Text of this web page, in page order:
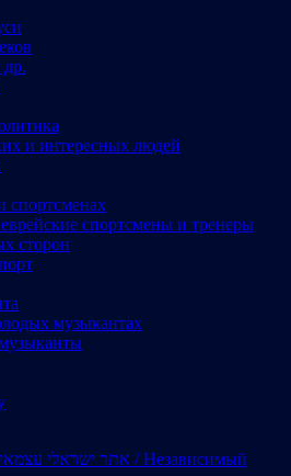
и интересных людей
спортсменах
спортсмены и тренеры
сторон
музыкантах